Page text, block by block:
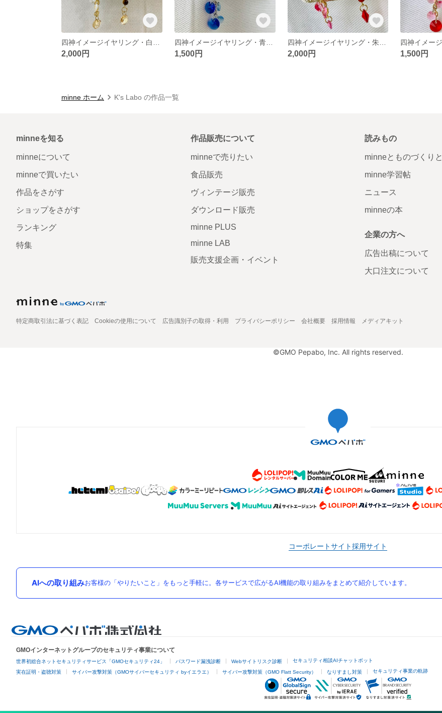
2,000円
四神イメージイヤリング・青龍１
1,500円
四神イメージイヤリング・朱雀４
2,000円 1,500円
minne ホーム K's Labo の作品一覧
minneを知る
minneについて
minneで買いたい
作品をさがす
ショップをさがす
ランキング
特集
作品販売について
minneで売りたい
食品販売
ヴィンテージ販売
ダウンロード販売
minne PLUS
minne LAB
販売支援企画・イベント
読みもの
minneとものづくりと
minne学習帖
ニュース
minneの本
企業の方へ
広告出稿について
大口注文について
特定商取引法に基づく表記 Cookieの使用について 広告識別子の取得・利用 プライバシーポリシー 会社概要 採用情報 メディアキット
©GMO Pepabo, Inc. All rights reserved.
コーポレートサイト採用サイト
AIへの取り組みお客様の「やりたいこと」をもっと手軽に。各サービスで広がるAI機能の取り組みをまとめて紹介しています。
GMOインターネットグループのセキュリティ事業について
世界初総合ネットセキュリティサービス「GMOセキュリティ24」 パスワード漏洩診断 Webサイトリスク診断 セキュリティ相談AIチャットボット
実在証明・盗聴対策 サイバー攻撃対策（GMOサイバーセキュリティ byイエラエ） サイバー攻撃対策（GMO Flatt Security） なりすまし対策 セキュリティ事業の軌跡